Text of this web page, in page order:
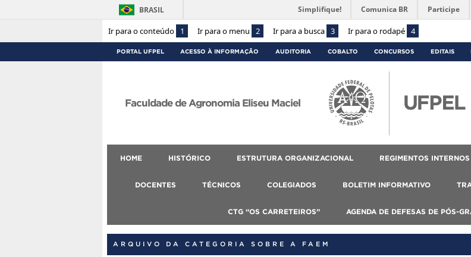
Ir para o conteúdo 1 Ir para o menu 2 Ir para a busca 3 Ir para o rodapé 4
BRASIL Simplifique! Comunica BR Participe
PORTAL UFPEL ACESSO À INFORMAÇÃO AUDITORIA COBALTO CONCURSOS EDITAIS
Faculdade de Agronomia Eliseu Maciel
HOME HISTÓRICO ESTRUTURA ORGANIZACIONAL REGIMENTOS
DOCENTES TÉCNICOS COLEGIADOS BOLETIM INFORMATIVO
CTG “OS CARRETEIROS” AGENDA DE DEFESAS DE PÓS-
ARQUIVO DA CATEGORIA SOBRE A FAEM